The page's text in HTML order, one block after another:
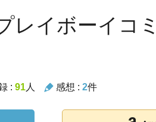
レイボーイコ
: 91人 感想 : 2件